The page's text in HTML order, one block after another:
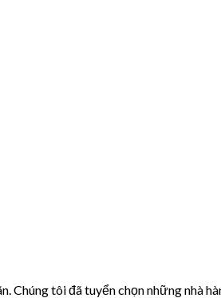
Chúng tôi đã tuyển chọn những nhà